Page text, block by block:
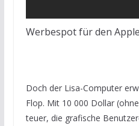
Werbespot für den
Doch der Lisa-Computer
Flop. Mit 10 000 Dollar
teuer, die grafische